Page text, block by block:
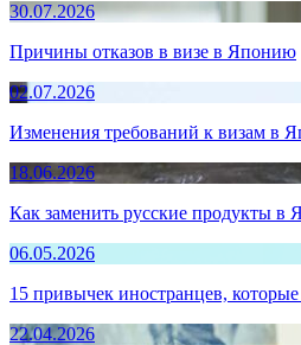
30.07.2026
Причины отказов в визе в Японию
02.07.2026
Изменения требований к визам в
18.06.2026
Как заменить русские продукты в
06.05.2026
15 привычек иностранцев,
22.04.2026